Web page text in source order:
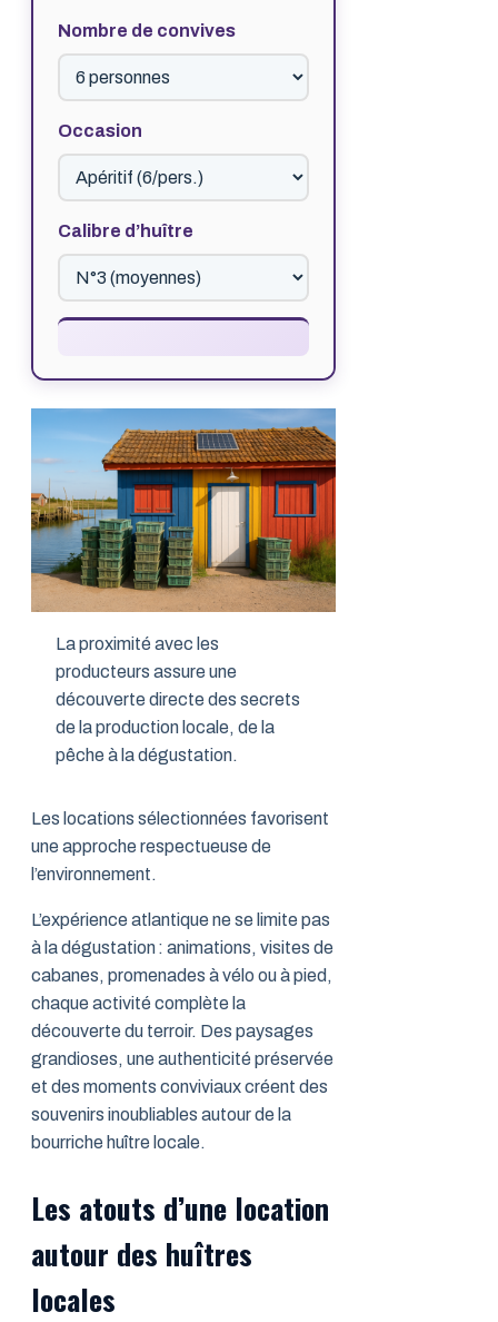
Nombre de convives
Occasion
Calibre d’huître
La proximité avec les
producteurs assure une
découverte directe des secrets
de la production locale, de la
pêche à la dégustation.
Les locations sélectionnées favorisent
une approche respectueuse de
l’environnement.
L’expérience atlantique ne se limite pas
à la dégustation : animations, visites de
cabanes, promenades à vélo ou à pied,
chaque activité complète la
découverte du terroir. Des paysages
grandioses, une authenticité préservée
et des moments conviviaux créent des
souvenirs inoubliables autour de la
bourriche huître locale.
Les atouts d’une location
autour des huîtres
locales